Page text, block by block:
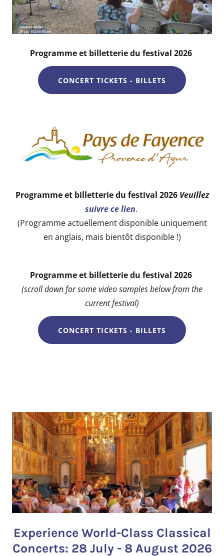
Programme et billetterie du festival 2026
CONCERT TICKETS - BILLETS
Programme et billetterie du festival 2026 Veuillez
suivre ce lien.
(Programme actuellement disponible uniquement
en anglais, mais bientôt disponible !)
Programme et billetterie du festival 2026
(scroll down for some video samples below from the
current festival)
CONCERT TICKETS - BILLETS
Experience World-Class Classical
Concerts: 28 July - 8 August 2026